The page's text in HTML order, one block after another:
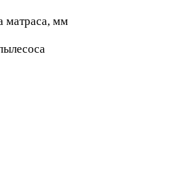
матраса, мм